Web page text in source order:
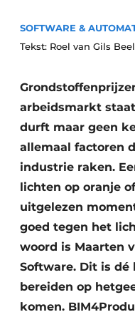
Privacy /
Vacatures
Video’s
SOFTWARE &
Tekst: Roel van Gils
arbeidsmarkt
durft maar geen
allemaal factoren
industrie raken.
lichten op oranje
uitgelezen
goed tegen het
woord is Maarten
Software. Dit is dé
bereiden op
komen.